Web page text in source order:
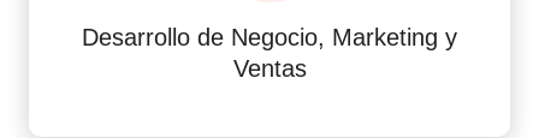
Desarrollo de Negocio, Marketing y
Ventas